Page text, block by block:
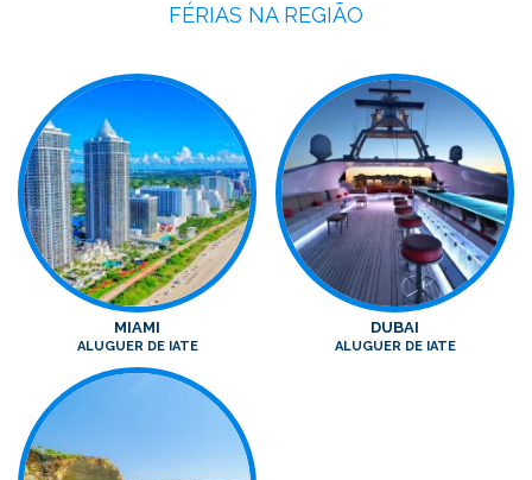
FÉRIAS NA REGIÃO
MIAMI
ALUGUER DE IATE
DUBAI
ALUGUER DE IATE